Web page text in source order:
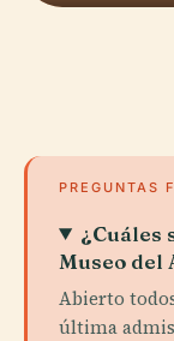
PREGUNTAS
¿Cuáles
Museo del
Abierto
última